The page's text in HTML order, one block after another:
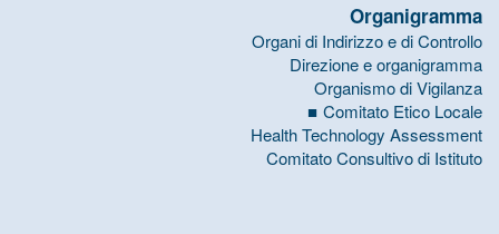
Organigramma
Organi di Indirizzo e di Controllo
Direzione e organigramma
Organismo di Vigilanza
Comitato Etico Locale
Health Technology Assessment
Comitato Consultivo di Istituto